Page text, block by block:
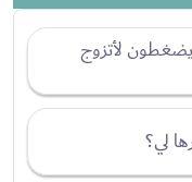
لأتزوج
لي؟